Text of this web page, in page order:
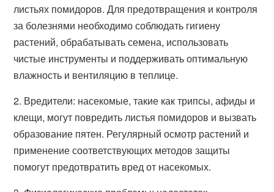
листьях помидоров. Для предотвращения и контроля
за болезнями необходимо соблюдать гигиену
растений, обрабатывать семена, использовать
чистые инструменты и поддерживать оптимальную
влажность и вентиляцию в теплице.
2. Вредители: насекомые, такие как трипсы, афиды и
клещи, могут повредить листья помидоров и вызвать
образование пятен. Регулярный осмотр растений и
применение соответствующих методов защиты
помогут предотвратить вред от насекомых.